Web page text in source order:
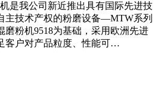
是我公司新近推出具有国际先进技
主技术产权的粉磨设备—MTW系列
磨粉机9518为基础，采用欧洲先进
客户对产品粒度、性能可…